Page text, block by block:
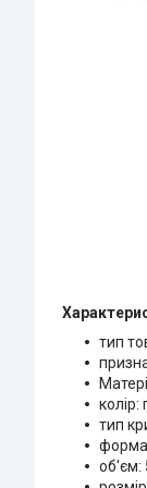
тип
колір:
тип
об'єм: